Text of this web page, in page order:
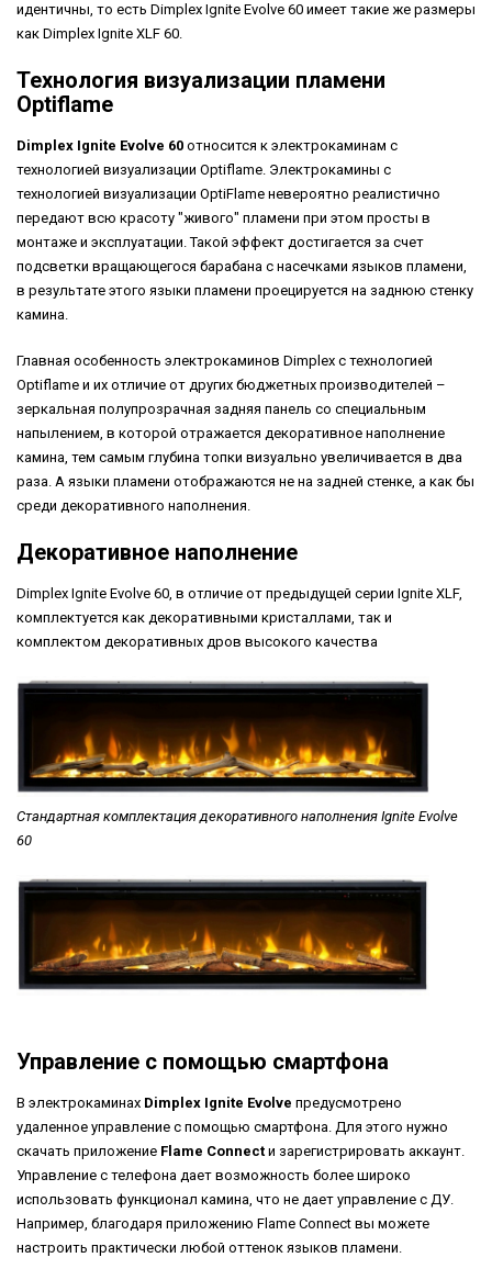
идентичны, то есть Dimplex Ignite Evolve 60 имеет такие же размеры
как Dimplex Ignite XLF 60.
Технология визуализации пламени
Optiflame
Dimplex Ignite Evolve 60 относится к электрокаминам с
технологией визуализации Optiflame. Электрокамины с
технологией визуализации OptiFlame невероятно реалистично
передают всю красоту "живого" пламени при этом просты в
монтаже и эксплуатации. Такой эффект достигается за счет
подсветки вращающегося барабана с насечками языков пламени,
в результате этого языки пламени проецируется на заднюю стенку
камина.
Главная особенность электрокаминов Dimplex c технологией
Optiflame и их отличие от других бюджетных производителей –
зеркальная полупрозрачная задняя панель со специальным
напылением, в которой отражается декоративное наполнение
камина, тем самым глубина топки визуально увеличивается в два
раза. А языки пламени отображаются не на задней стенке, а как бы
среди декоративного наполнения.
Декоративное наполнение
Dimplex Ignite Evolve 60, в отличие от предыдущей серии Ignite XLF,
комплектуется как декоративными кристаллами, так и
комплектом декоративных дров высокого качества
Стандартная комплектация декоративного наполнения Ignite Evolve
60
Управление с помощью смартфона
В электрокаминах Dimplex Ignite Evolve предусмотрено
удаленное управление с помощью смартфона. Для этого нужно
скачать приложение Flame Connect и зарегистрировать аккаунт.
Управление с телефона дает возможность более широко
использовать функционал камина, что не дает управление с ДУ.
Например, благодаря приложению Flame Connect вы можете
настроить практически любой оттенок языков пламени.